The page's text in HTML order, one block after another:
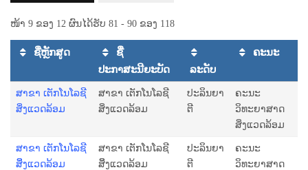
ໜ້າ 9 ຂອງ 12 ຜົນໄດ້ຮັບ 81 - 90 ຂອງ 118
ຊື່ຫຼັກສູດ
ຊື່
ປະກາສະນີຍະບັດ
ລະດັບ
ຄະນະ
ສາຂາ ເຕັກໂນໂລຊີ
ສິ່ງແວດລ້ອມ
ສາຂາ ເຕັກໂນໂລຊີ
ສິ່ງແວດລ້ອມ
ປະລິນຍາ
ຕີ
ຄະນະ
ວິທະຍາສາດ
ສິ່ງແວດລ້ອມ
ສາຂາ ເຕັກໂນໂລຊີ
ສິິ່ງແວດລ້ອມ
ສາຂາ ເຕັກໂນໂລຊີ
ສິິ່ງແວດລ້ອມ
ປະລິນຍາ
ຕີ
ຄະນະ
ວິທະຍາສາດ